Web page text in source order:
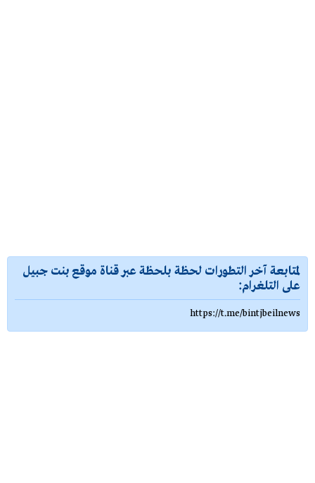
لمتابعة آخر التطورات لحظة بلحظة عبر قناة موقع بنت جبيل
على التلغرام:
https://t.me/bintjbeilnews